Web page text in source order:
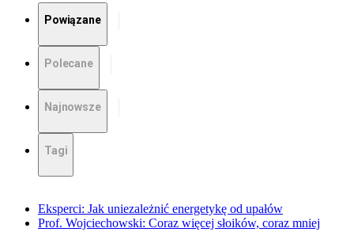
Powiązane
Polecane
Najnowsze
Tagi
Eksperci: Jak uniezależnić energetykę od upałów
Prof. Wojciechowski: Coraz więcej słoików, coraz mniej